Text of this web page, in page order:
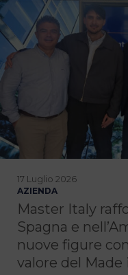
17 Luglio 2026
AZIENDA
Master Italy
Spagna e
nuove figure
valore del Made